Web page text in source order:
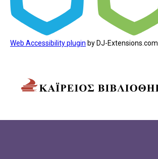
Web Accessibility plugin by DJ-Extensions.com